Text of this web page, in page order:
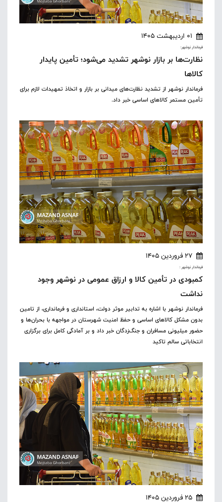
01 اردیبهشت 1405
فرماندار نوشهر:
نظارت‌ها بر بازار نوشهر تشدید می‌شود؛ تأمین پایدار
کالاها
فرماندار نوشهر از تشدید نظارت‌های میدانی بر بازار و اتخاذ تمهیدات لازم برای
تأمین مستمر کالاهای اساسی خبر داد.
27 فروردین 1405
فرماندار نوشهر :
کمبودی در تأمین کالا و ارزاق عمومی در نوشهر وجود
نداشت
فرماندار نوشهر با اشاره به تدابیر موثر دولت، استانداری و فرمانداری، از تامین
بدون مشکل کالاهای اساسی و حفظ امنیت شهرستان در مواجهه با بحران‌ها و
حضور میلیونی مسافران و جنگ‌زدگان خبر داد و بر آمادگی کامل برای برگزاری
انتخاباتی سالم تاکید
25 فروردین 1405